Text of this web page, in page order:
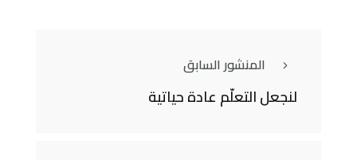
المنشور السابق
لنجعل التعلّم عادة حياتية